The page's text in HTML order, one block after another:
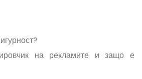
на рекламите и защо е